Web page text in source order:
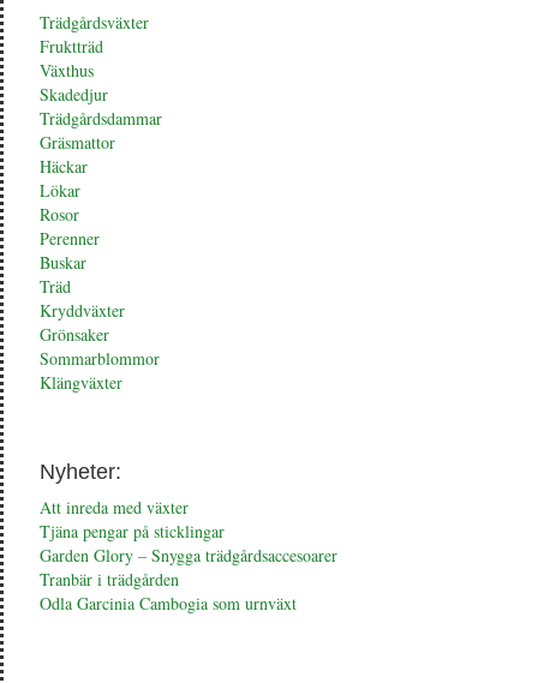
Trädgårdsväxter
Fruktträd
Växthus
Skadedjur
Trädgårdsdammar
Gräsmattor
Häckar
Lökar
Rosor
Perenner
Buskar
Träd
Kryddväxter
Grönsaker
Sommarblommor
Klängväxter
Nyheter:
Att inreda med växter
Tjäna pengar på sticklingar
Garden Glory – Snygga trädgårdsaccesoarer
Tranbär i trädgården
Odla Garcinia Cambogia som urnväxt